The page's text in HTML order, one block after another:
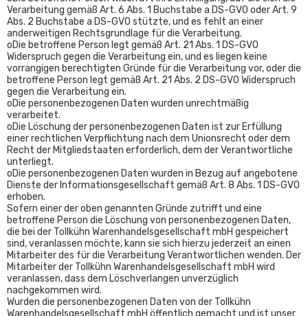
Verarbeitung gemäß Art. 6 Abs. 1 Buchstabe a DS-GVO oder Art. 9
Abs. 2 Buchstabe a DS-GVO stützte, und es fehlt an einer
anderweitigen Rechtsgrundlage für die Verarbeitung.
oDie betroffene Person legt gemäß Art. 21 Abs. 1 DS-GVO
Widerspruch gegen die Verarbeitung ein, und es liegen keine
vorrangigen berechtigten Gründe für die Verarbeitung vor, oder die
betroffene Person legt gemäß Art. 21 Abs. 2 DS-GVO Widerspruch
gegen die Verarbeitung ein.
oDie personenbezogenen Daten wurden unrechtmäßig
verarbeitet.
oDie Löschung der personenbezogenen Daten ist zur Erfüllung
einer rechtlichen Verpflichtung nach dem Unionsrecht oder dem
Recht der Mitgliedstaaten erforderlich, dem der Verantwortliche
unterliegt.
oDie personenbezogenen Daten wurden in Bezug auf angebotene
Dienste der Informationsgesellschaft gemäß Art. 8 Abs. 1 DS-GVO
erhoben.
Sofern einer der oben genannten Gründe zutrifft und eine
betroffene Person die Löschung von personenbezogenen Daten,
die bei der Tollkühn Warenhandelsgesellschaft mbH gespeichert
sind, veranlassen möchte, kann sie sich hierzu jederzeit an einen
Mitarbeiter des für die Verarbeitung Verantwortlichen wenden. Der
Mitarbeiter der Tollkühn Warenhandelsgesellschaft mbH wird
veranlassen, dass dem Löschverlangen unverzüglich
nachgekommen wird.
Wurden die personenbezogenen Daten von der Tollkühn
Warenhandelsgesellschaft mbH öffentlich gemacht und ist unser